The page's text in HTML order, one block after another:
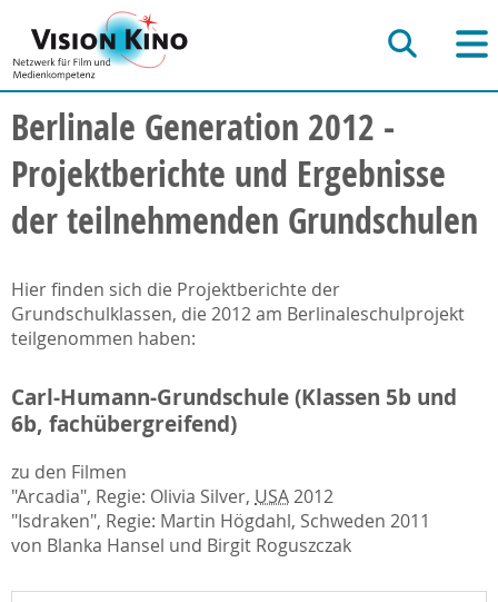
Berlinale Generation 2012 -
Projektberichte und Ergebnisse
der teilnehmenden Grundschulen
Hier finden sich die Projektberichte der
Grundschulklassen, die 2012 am Berlinaleschulprojekt
teilgenommen haben:
Carl-Humann-Grundschule (Klassen 5b und
6b, fachübergreifend)
zu den Filmen
"Arcadia", Regie: Olivia Silver, USA2012
"Isdraken", Regie: Martin Högdahl, Schweden 2011
von Blanka Hansel und Birgit Roguszczak